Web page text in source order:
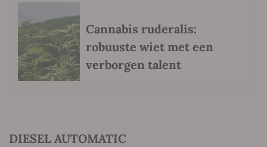
Cannabis ruderalis:
robuuste wiet met een
verborgen talent
DIESEL AUTOMATIC